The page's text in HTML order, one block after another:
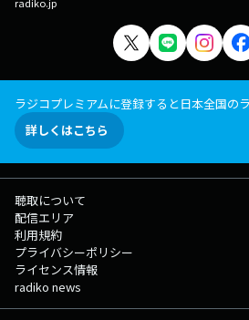
ラジコプレミアムに登録すると日本全国の
詳しくはこちら
聴取について
配信エリア
利用規約
プライバシーポリシー
ライセンス情報
radiko news